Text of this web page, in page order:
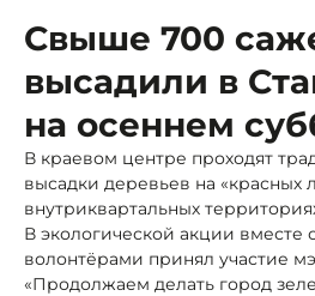
Свыше 700
высадили в
на осеннем
В краевом центре проходят
высадки деревьев на «красных
внутриквартальных
В экологической акции вместе
волонтёрами принял участие
«Продолжаем делать город